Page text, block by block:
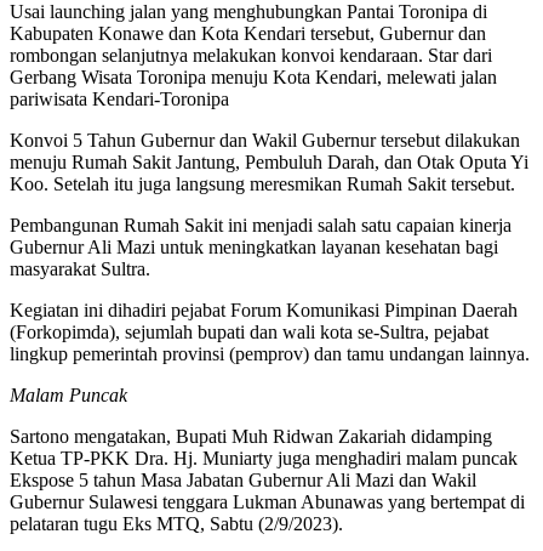
Usai launching jalan yang menghubungkan Pantai Toronipa di
Kabupaten Konawe dan Kota Kendari tersebut, Gubernur dan
rombongan selanjutnya melakukan konvoi kendaraan. Star dari
Gerbang Wisata Toronipa menuju Kota Kendari, melewati jalan
pariwisata Kendari-Toronipa
Konvoi 5 Tahun Gubernur dan Wakil Gubernur tersebut dilakukan
menuju Rumah Sakit Jantung, Pembuluh Darah, dan Otak Oputa Yi
Koo. Setelah itu juga langsung meresmikan Rumah Sakit tersebut.
Pembangunan Rumah Sakit ini menjadi salah satu capaian kinerja
Gubernur Ali Mazi untuk meningkatkan layanan kesehatan bagi
masyarakat Sultra.
Kegiatan ini dihadiri pejabat Forum Komunikasi Pimpinan Daerah
(Forkopimda), sejumlah bupati dan wali kota se-Sultra, pejabat
lingkup pemerintah provinsi (pemprov) dan tamu undangan lainnya.
Malam Puncak
Sartono mengatakan, Bupati Muh Ridwan Zakariah didamping
Ketua TP-PKK Dra. Hj. Muniarty juga menghadiri malam puncak
Ekspose 5 tahun Masa Jabatan Gubernur Ali Mazi dan Wakil
Gubernur Sulawesi tenggara Lukman Abunawas yang bertempat di
pelataran tugu Eks MTQ, Sabtu (2/9/2023).